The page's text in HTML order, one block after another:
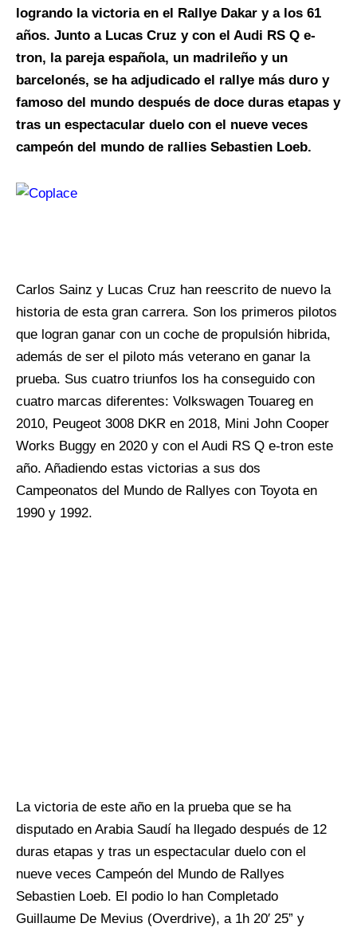
logrando la victoria en el Rallye Dakar y a los 61
años. Junto a Lucas Cruz y con el Audi RS Q e-
tron, la pareja española, un madrileño y un
barcelonés, se ha adjudicado el rallye más duro y
famoso del mundo después de doce duras etapas y
tras un espectacular duelo con el nueve veces
campeón del mundo de rallies Sebastien Loeb.
Carlos Sainz y Lucas Cruz han reescrito de nuevo la
historia de esta gran carrera. Son los primeros pilotos
que logran ganar con un coche de propulsión hibrida,
además de ser el piloto más veterano en ganar la
prueba. Sus cuatro triunfos los ha conseguido con
cuatro marcas diferentes: Volkswagen Touareg en
2010, Peugeot 3008 DKR en 2018, Mini John Cooper
Works Buggy en 2020 y con el Audi RS Q e-tron este
año. Añadiendo estas victorias a sus dos
Campeonatos del Mundo de Rallyes con Toyota en
1990 y 1992.
La victoria de este año en la prueba que se ha
disputado en Arabia Saudí ha llegado después de 12
duras etapas y tras un espectacular duelo con el
nueve veces Campeón del Mundo de Rallyes
Sebastien Loeb. El podio lo han Completado
Guillaume De Mevius (Overdrive), a 1h 20′ 25” y